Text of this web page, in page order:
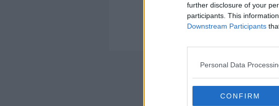
further disclosure of your
participants. This
Downstream Participants
Personal Data
CONFIRM
Kommentaren skal
Kommentarer